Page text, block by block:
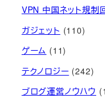
VPN 中国ネット規制
ガジェット (110)
ゲーム (11)
テクノロジー (242)
ブログ運営ノウハウ